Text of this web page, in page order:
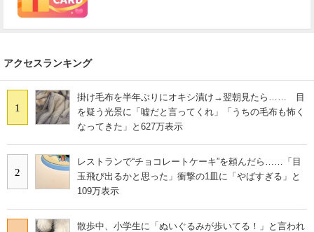
アクセスランキング
1
掛け毛布を半年ぶりにオキシ漬け→翌朝見たら…… 目
を疑う光景に「嘘だと言ってくれ」「うちの毛布も怖く
なってきた」と627万表示
2
レストランで“チョコレートケーキ”を頼んだら……「目
玉飛び出るかと思った」衝撃の1皿に「やばすぎる」と
109万表示
散歩中、小学生に「ぬいぐるみが歩いてる！」と言われ